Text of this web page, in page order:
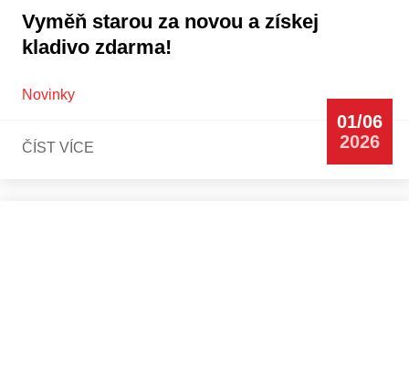
Vyměň starou za novou a získej
kladivo zdarma!
Novinky
ČÍST VÍCE
01/06
2026